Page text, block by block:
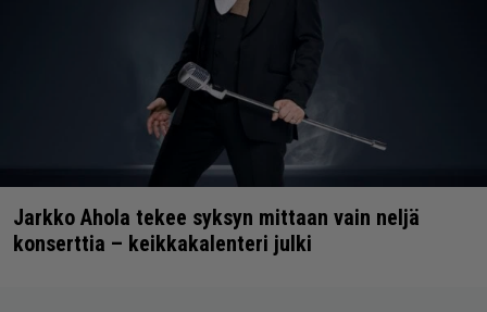
Jarkko Ahola tekee syksyn mittaan vain neljä
konserttia – keikkakalenteri julki